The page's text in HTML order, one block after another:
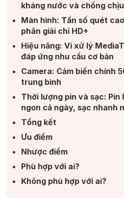
kháng nước và chống
Màn hình: Tần số quét
phân giải chỉ HD+​
Hiệu năng: Vi xử lý
đáp ứng nhu cầu cơ bản​
Camera: Cảm biến chính
trung bình​
Thời lượng pin và sạc:
ngon cả ngày, sạc nhanh
Tổng kết​
Ưu điểm​
Nhược điểm​
Phù hợp với ai?​
Không phù hợp với ai?​